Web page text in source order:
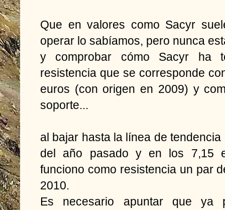
Que en valores como Sacyr
operar lo sabíamos, pero nunca
y comprobar cómo Sacyr ha
resistencia que se corresponde
euros (con origen en 2009) y
soporte...
al bajar hasta la línea de
del año pasado y en los 7,15
funciono como resistencia un par
2010.
Es necesario apuntar que ya